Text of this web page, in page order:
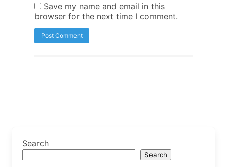
Save my name and email in this
browser for the next time I comment.
Search
Search